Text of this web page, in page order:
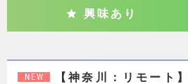
興味あり
NEW
【神奈川：リモート